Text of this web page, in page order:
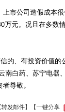
公司造假成本很
万元。况且在多数
、有投资价值的
南白药、苏宁电
尊敬。
转发邮件】 【一键分享